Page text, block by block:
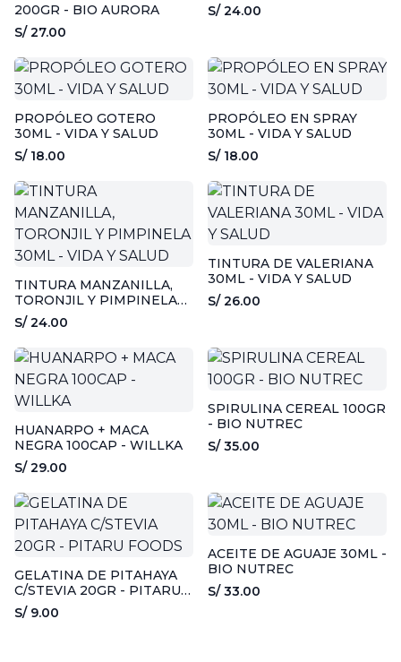
200GR - BIO AURORA
S/ 27.00
S/ 24.00
PROPÓLEO GOTERO
30ML - VIDA Y SALUD
S/ 18.00
PROPÓLEO EN SPRAY
30ML - VIDA Y SALUD
S/ 18.00
TINTURA MANZANILLA,
TORONJIL Y PIMPINELA
30ML - VIDA Y SALUD
S/ 24.00
TINTURA DE VALERIANA
30ML - VIDA Y SALUD
S/ 26.00
HUANARPO + MACA
NEGRA 100CAP - WILLKA
S/ 29.00
SPIRULINA CEREAL 100GR
- BIO NUTREC
S/ 35.00
GELATINA DE PITAHAYA
C/STEVIA 20GR - PITARU
FOODS
S/ 9.00
ACEITE DE AGUAJE 30ML -
BIO NUTREC
S/ 33.00